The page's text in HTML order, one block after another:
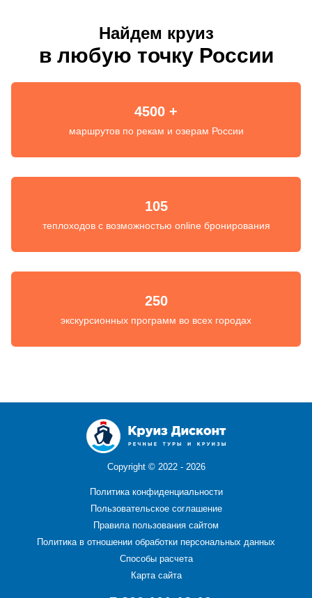
Найдем круиз
в любую точку России
4500 +
маршрутов по рекам и озерам России
105
теплоходов с возможностью online бронирования
250
экскурсионных программ во всех городах
Copyright © 2022 - 2026
Политика конфиденциальности
Пользовательское соглашение
Правила пользования сайтом
Политика в отношении обработки персональных данных
Способы расчета
Карта сайта